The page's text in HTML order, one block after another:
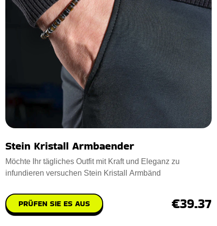
Stein Kristall Armbaender
Möchte Ihr tägliches Outfit mit Kraft und Eleganz zu
infundieren versuchen Stein Kristall Armbänd
PRÜFEN SIE ES AUS €39.37